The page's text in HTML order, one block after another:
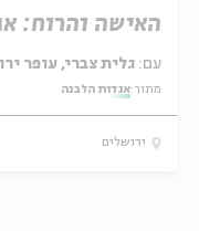
האישה והרוח:
עם:
מתוך:אגדות הלבנה
ירושלים